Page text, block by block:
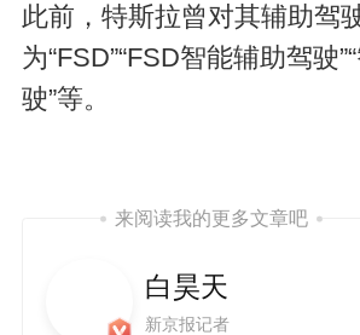
此前，特斯拉曾对其辅助驾
为“FSD”“FSD智能辅助驾驶
驶”等。
来阅读我的更多文章吧
白昊天
新京报记者